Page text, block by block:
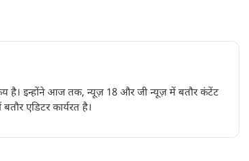
है। इन्होंने आज तक, न्यूज़ 18 और जी न्यूज़ में बतौर कंटेंट
एडिटर कार्यरत है।